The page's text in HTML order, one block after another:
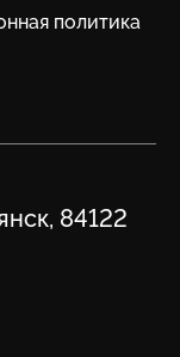
политика
84122